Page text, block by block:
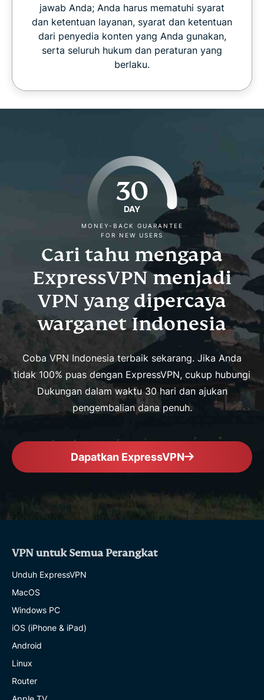
jawab Anda; Anda harus mematuhi syarat
dan ketentuan layanan, syarat dan ketentuan
dari penyedia konten yang Anda gunakan,
serta seluruh hukum dan peraturan yang
berlaku.
30
DAY
MONEY-BACK GUARANTEE
FOR NEW USERS
Cari tahu mengapa
ExpressVPN menjadi
VPN yang dipercaya
warganet Indonesia
Coba VPN Indonesia terbaik sekarang. Jika Anda
tidak 100% puas dengan ExpressVPN, cukup hubungi
Dukungan dalam waktu 30 hari dan ajukan
pengembalian dana penuh.
Dapatkan ExpressVPN
VPN untuk Semua Perangkat
Unduh ExpressVPN
MacOS
Windows PC
iOS (iPhone & iPad)
Android
Linux
Router